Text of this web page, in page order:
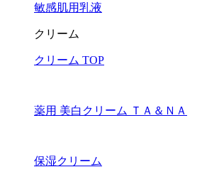
敏感肌用乳液
クリーム
クリーム TOP
薬用 美白クリーム ＴＡ＆ＮＡ
保湿クリーム